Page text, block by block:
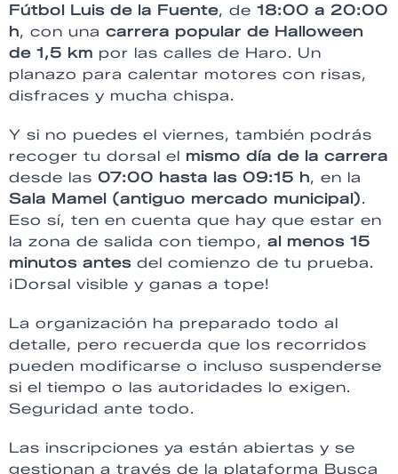
Fútbol Luis de la Fuente, de 18:00 a 20:00
h, con una carrera popular de Halloween
de 1,5 km por las calles de Haro. Un
planazo para calentar motores con risas,
disfraces y mucha chispa.
Y si no puedes el viernes, también podrás
recoger tu dorsal el mismo día de la carrera
desde las 07:00 hasta las 09:15 h, en la
Sala Mamel (antiguo mercado municipal).
Eso sí, ten en cuenta que hay que estar en
la zona de salida con tiempo, al menos 15
minutos antes del comienzo de tu prueba.
¡Dorsal visible y ganas a tope!
La organización ha preparado todo al
detalle, pero recuerda que los recorridos
pueden modificarse o incluso suspenderse
si el tiempo o las autoridades lo exigen.
Seguridad ante todo.
Las inscripciones ya están abiertas y se
gestionan a través de la plataforma Busca